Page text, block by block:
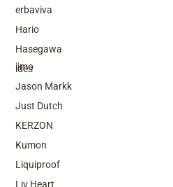
Top Brands
iimo
Jason Markk
Just Dutch
KERZON
Kumon
Liquiproof
Liv Heart
erbaviva
Hario
Hasegawa
ides